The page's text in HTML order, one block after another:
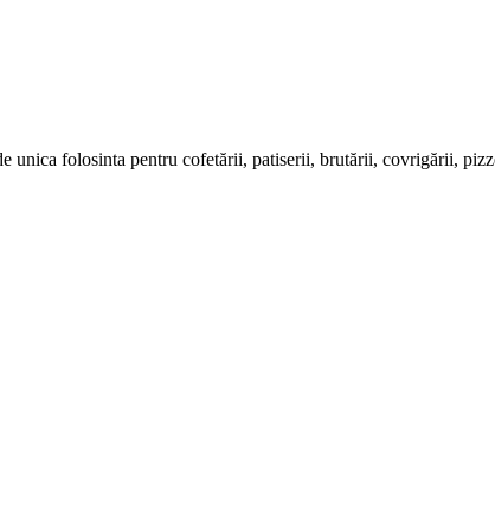
unica folosinta pentru cofetării, patiserii, brutării, covrigării,